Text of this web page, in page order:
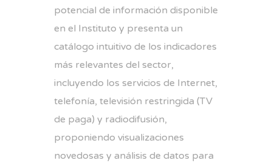
potencial de información disponible
en el Instituto y presenta un
catálogo intuitivo de los indicadores
más relevantes del sector,
incluyendo los servicios de Internet,
telefonía, televisión restringida (TV
de paga) y radiodifusión,
proponiendo visualizaciones
novedosas y análisis de datos para